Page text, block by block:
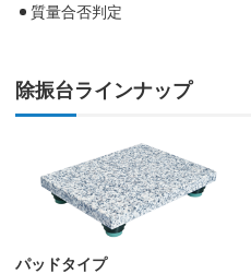
質量合否判定
除振台ラインナップ
パッドタイプ